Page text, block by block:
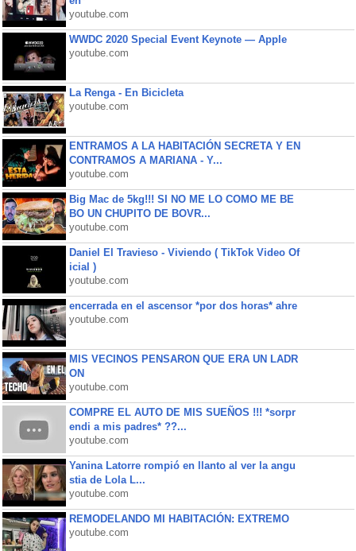
youtube.com
WWDC 2020 Special Event Keynote — Apple
youtube.com
La Renga - En Bicicleta
youtube.com
ENTRAMOS A LA HABITACIÓN SECRETA Y EN
CONTRAMOS A MARIANA - Y...
youtube.com
Big Mac de 5kg!!! SI NO ME LO COMO ME BE
BO UN CHUPITO DE BOVR...
youtube.com
Daniel El Travieso - Viviendo ( TikTok Video Of
icial )
youtube.com
encerrada en el ascensor *por dos horas* ahre
youtube.com
MIS VECINOS PENSARON QUE ERA UN LADR
ON
youtube.com
COMPRE EL AUTO DE MIS SUEÑOS !!! *sorpr
endi a mis padres* ??...
youtube.com
Yanina Latorre rompió en llanto al ver la angu
stia de Lola L...
youtube.com
REMODELANDO MI HABITACIÓN: EXTREMO
youtube.com